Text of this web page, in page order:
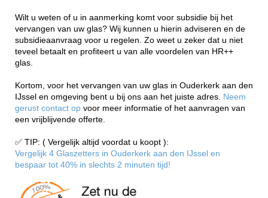
Wilt u weten of u in aanmerking komt voor subsidie bij het
vervangen van uw glas? Wij kunnen u hierin adviseren en de
subsidieaanvraag voor u regelen. Zo weet u zeker dat u niet
teveel betaalt en profiteert u van alle voordelen van HR++
glas.
Kortom, voor het vervangen van uw glas in Ouderkerk aan den
IJssel en omgeving bent u bij ons aan het juiste adres. Neem
gerust contact op voor meer informatie of het aanvragen van
een vrijblijvende offerte.
✅ TIP: ( Vergelijk altijd voordat u koopt ):
Vergelijk 4 Glaszetters in Ouderkerk aan den IJssel en
bespaar tot 40% in slechts 2 minuten tijd!